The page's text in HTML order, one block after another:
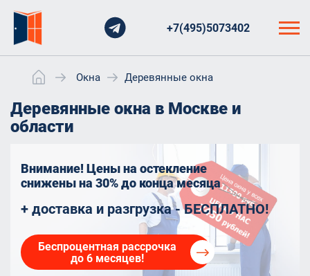
+7(495)5073402
Окна Деревянные окна
Деревянные окна в Москве и
области
Внимание! Цены на остекление
снижены на 30%до конца месяца
+ доставка и разгрузка - БЕСПЛАТНО!
Беспроцентная рассрочка
до 6 месяцев!